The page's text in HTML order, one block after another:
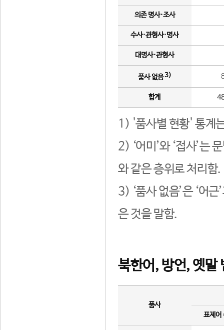
의존 명사·조사
수사·관형사·명사
대명사·관형사
품사 없음3)
합계
1) '품사별 현황' 통계
2) ‘어미’와 ‘접사’는
와 같은 층위로 처리함.
3) ‘품사 없음’은 ‘어
은 것을 말함.
북한어, 방언, 옛말
품사
표제어